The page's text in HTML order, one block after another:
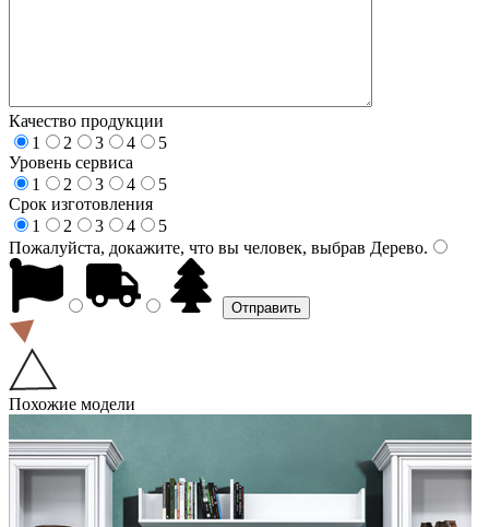
Качество продукции
1
2 3 4
5
Уровень сервиса
1
2 3 4
5
Срок изготовления
1
2 3 4
5
Пожалуйста, докажите, что вы человек, выбрав Дерево.
Похожие модели